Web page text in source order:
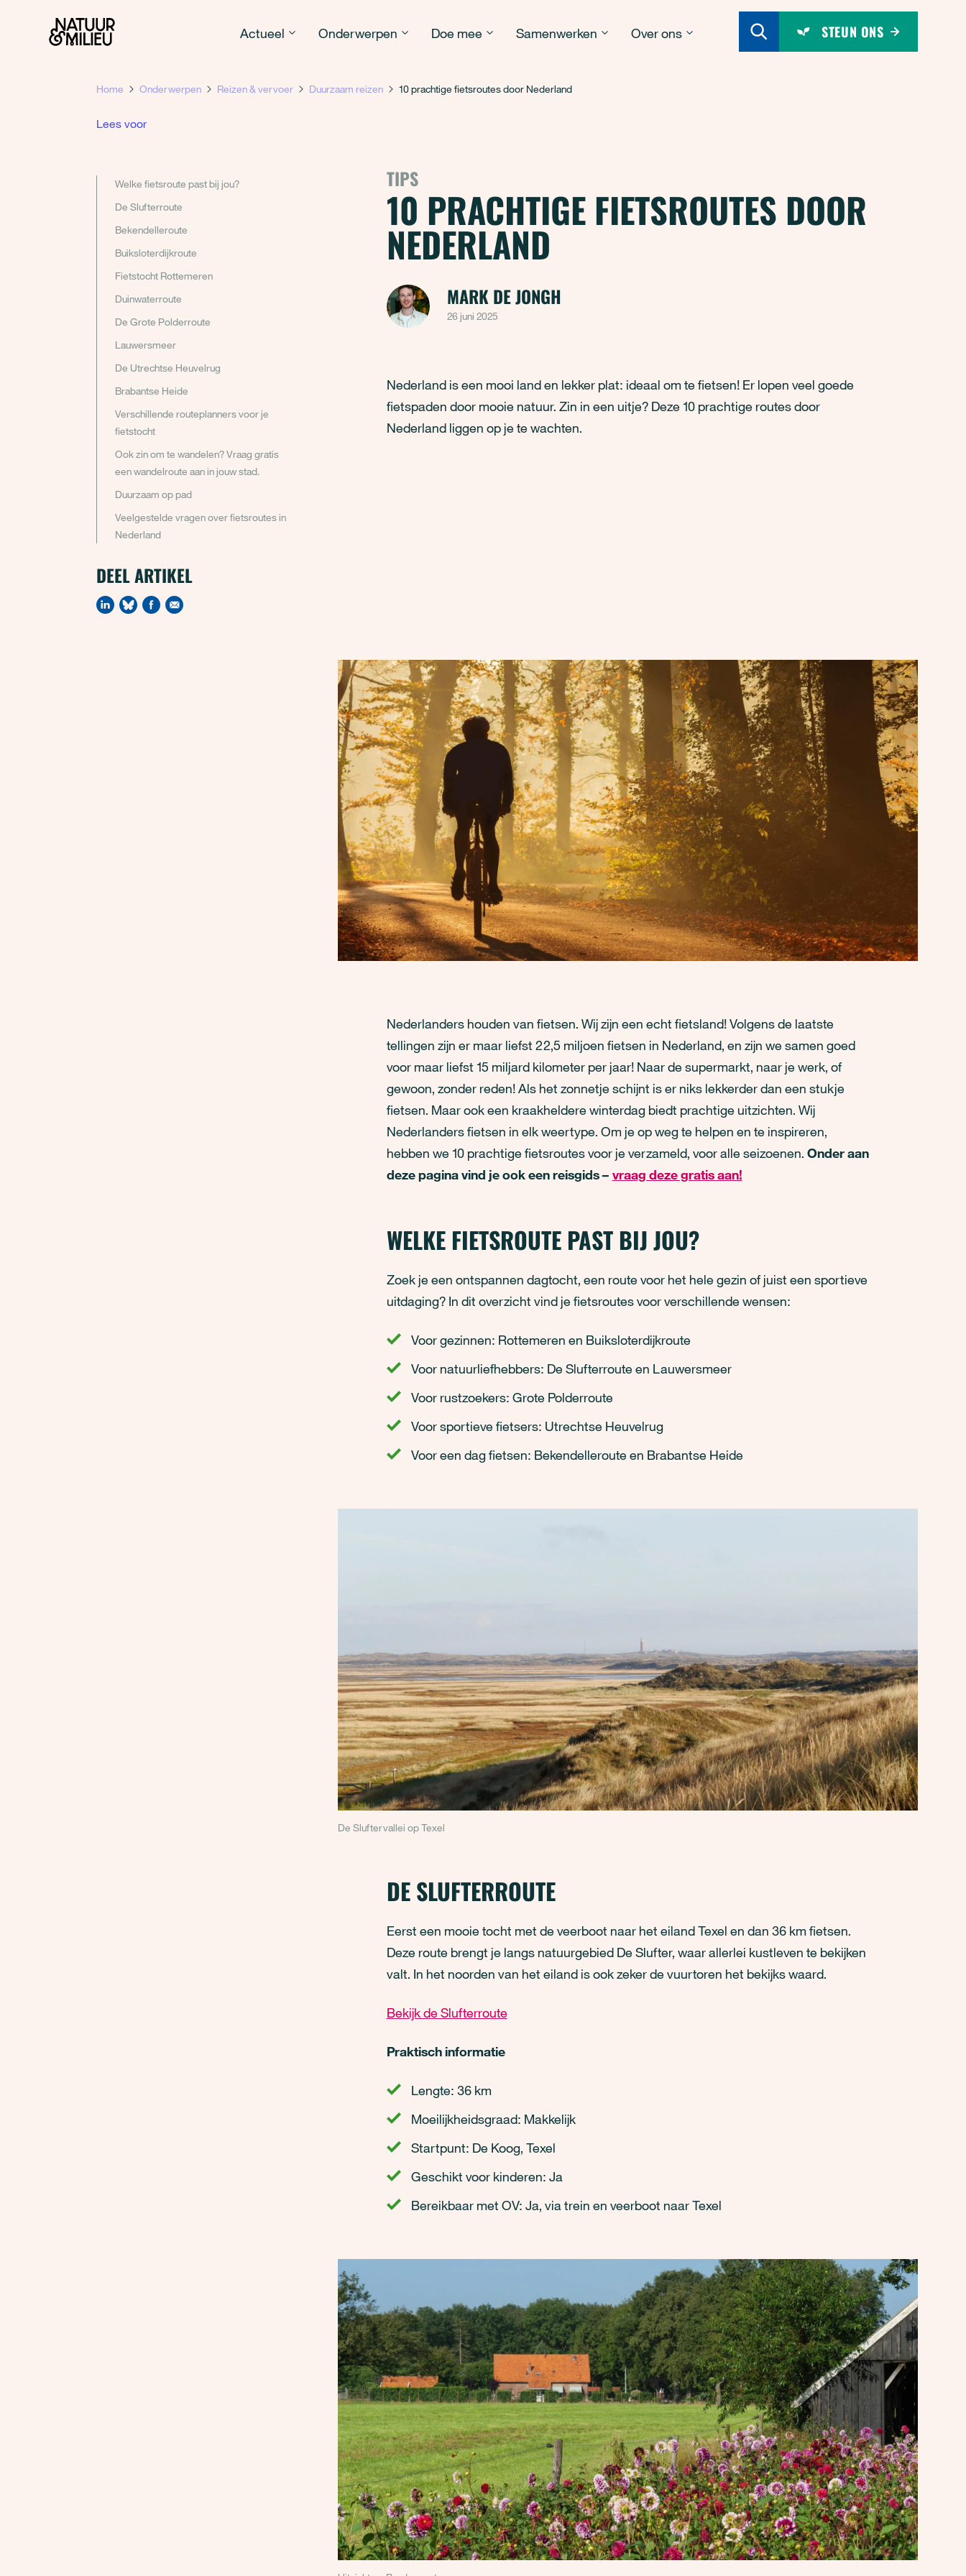
Natuur & Milieu homepage
Actueel Onderwerpen Doe mee Samenwerken Over ons STEUN ONS
Home Onderwerpen Reizen & vervoer Duurzaam reizen 10 prachtige fietsroutes door Nederland
Lees voor
Welke fietsroute past bij jou?
De Slufterroute
Bekendelleroute
Buiksloterdijkroute
Fietstocht Rottemeren
Duinwaterroute
De Grote Polderroute
Lauwersmeer
De Utrechtse Heuvelrug
Brabantse Heide
Verschillende routeplanners voor je
fietstocht
Ook zin om te wandelen? Vraag gratis
een wandelroute aan in jouw stad.
Duurzaam op pad
Veelgestelde vragen over fietsroutes in
Nederland
DEEL ARTIKEL
TIPS
10 PRACHTIGE FIETSROUTES DOOR
NEDERLAND
MARK DE JONGH
26 juni 2025
Nederland is een mooi land en lekker plat: ideaal om te fietsen! Er lopen veel goede
fietspaden door mooie natuur. Zin in een uitje? Deze 10 prachtige routes door
Nederland liggen op je te wachten.
Nederlanders houden van fietsen. Wij zijn een echt fietsland! Volgens de laatste
tellingen zijn er maar liefst 22,5 miljoen fietsen in Nederland, en zijn we samen goed
voor maar liefst 15 miljard kilometer per jaar! Naar de supermarkt, naar je werk, of
gewoon, zonder reden! Als het zonnetje schijnt is er niks lekkerder dan een stukje
fietsen. Maar ook een kraakheldere winterdag biedt prachtige uitzichten. Wij
Nederlanders fietsen in elk weertype. Om je op weg te helpen en te inspireren,
hebben we 10 prachtige fietsroutes voor je verzameld, voor alle seizoenen. Onder aan
deze pagina vind je ook een reisgids – vraag deze gratis aan!
WELKE FIETSROUTE PAST BIJ JOU?
Zoek je een ontspannen dagtocht, een route voor het hele gezin of juist een sportieve
uitdaging? In dit overzicht vind je fietsroutes voor verschillende wensen:
Voor gezinnen: Rottemeren en Buiksloterdijkroute
Voor natuurliefhebbers: De Slufterroute en Lauwersmeer
Voor rustzoekers: Grote Polderroute
Voor sportieve fietsers: Utrechtse Heuvelrug
Voor een dag fietsen: Bekendelleroute en Brabantse Heide
De Sluftervallei op Texel
DE SLUFTERROUTE
Eerst een mooie tocht met de veerboot naar het eiland Texel en dan 36 km fietsen.
Deze route brengt je langs natuurgebied De Slufter, waar allerlei kustleven te bekijken
valt. In het noorden van het eiland is ook zeker de vuurtoren het bekijks waard.
Bekijk de Slufterroute
Praktisch informatie
Lengte: 36 km
Moeilijkheidsgraad: Makkelijk
Startpunt: De Koog, Texel
Geschikt voor kinderen: Ja
Bereikbaar met OV: Ja, via trein en veerboot naar Texel